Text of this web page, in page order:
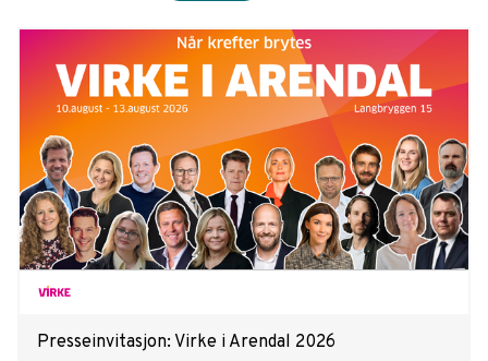
Presseinvitasjon: Virke i Arendal 2026